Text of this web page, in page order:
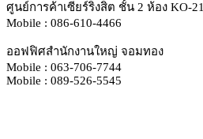
ศูนย์การค้าเซียร์ริงสิต ชั้น 2 ห้อง KO-21
Mobile : 086-610-4466
ออฟฟิศสำนักงานใหญ่ จอมทอง
Mobile : 063-706-7744
Mobile : 089-526-5545